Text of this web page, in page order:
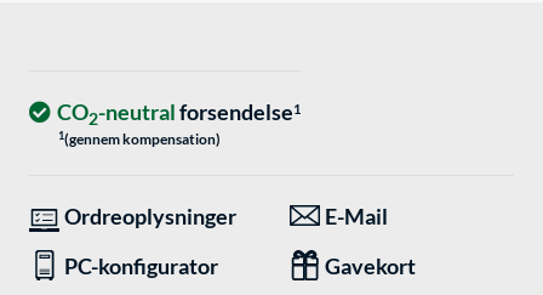
CO2-neutralforsendelse1
1(gennem kompensation)
Ordreoplysninger
E-Mail
PC-konfigurator
Gavekort